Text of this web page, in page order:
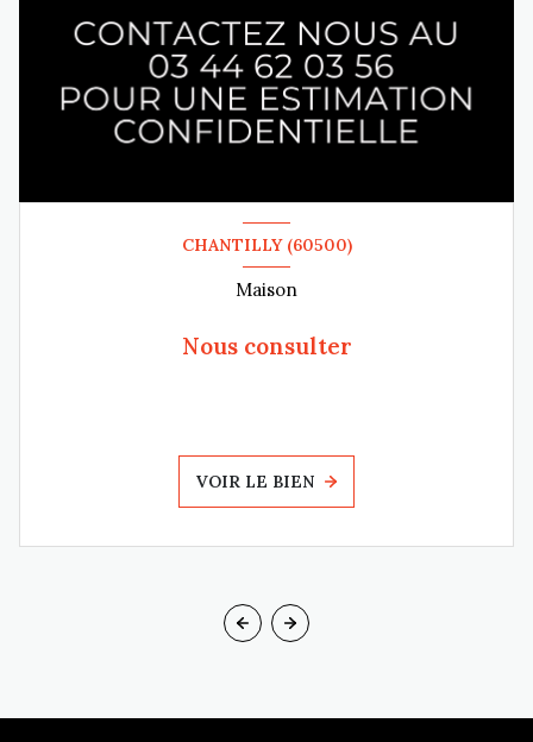
CHANTILLY (60500)
Maison
Nous consulter
VOIR LE BIEN